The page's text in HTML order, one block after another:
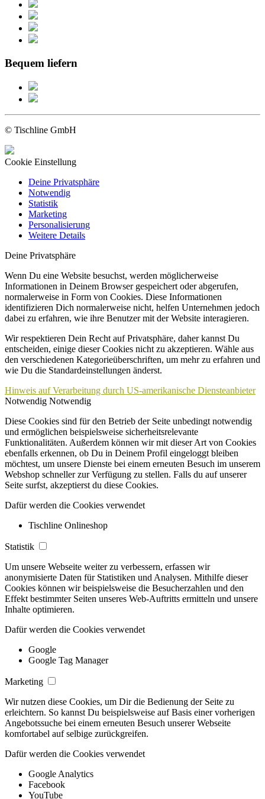
Bequem liefern
© Tischline GmbH
Cookie Einstellung
Deine Privatsphäre
Notwendig
Statistik
Marketing
Personalisierung
Weitere Details
Deine Privatsphäre
Wenn Du eine Website besuchst, werden möglicherweise
Informationen in Deinem Browser gespeichert oder abgerufen,
normalerweise in Form von Cookies. Diese Informationen
identifizieren Dich normalerweise nicht, helfen Unternehmen jedoch
dabei zu erfahren, wie ihre Benutzer mit der Website interagieren.
Wir respektieren Dein Recht auf Privatsphäre, daher kannst Du
entscheiden, einige dieser Cookies nicht zu akzeptieren. Wähle aus
den verschiedenen Kategorieüberschriften, um mehr zu erfahren und
wie Du die Standardeinstellungen änderst.
Hinweis auf Verarbeitung durch US-amerikanische Diensteanbieter
Notwendig Notwendig
Diese Cookies sind für den Betrieb der Seite unbedingt notwendig
und ermöglichen beispielsweise sicherheitsrelevante
Funktionalitäten. Außerdem können wir mit dieser Art von Cookies
ebenfalls erkennen, ob Du in Deinem Profil eingeloggt bleiben
möchtest, um unsere Dienste bei einem erneuten Besuch im unserem
Webshop schneller zur Verfügung zu stellen. Falls du auf unserer
Seite surfst, akzeptierst du diese Cookies.
Dafür werden die Cookies verwendet
Tischline Onlineshop
Statistik
Um unsere Webseite weiter zu verbessern, erfassen wir
anonymisierte Daten für Statistiken und Analysen. Mithilfe dieser
Cookies können wir beispielsweise die Besucherzahlen und den
Effekt bestimmter Seiten unseres Web-Auftritts ermitteln und unsere
Inhalte optimieren.
Dafür werden die Cookies verwendet
Google
Google Tag Manager
Marketing
Wir nutzen diese Cookies, um Dir die Bedienung der Seite zu
erleichtern. So kannst Du beispielsweise auf Basis einer vorherigen
Angebotssuche bei einem erneuten Besuch unserer Webseite
komfortabel auf selbige zurückgreifen.
Dafür werden die Cookies verwendet
Google Analytics
Facebook
YouTube